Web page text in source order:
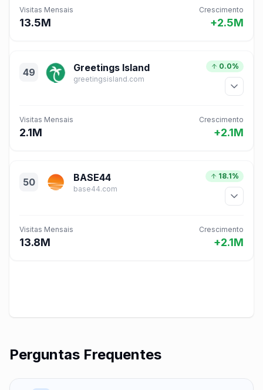
Visitas Mensais
13.5M
Crescimento
+2.5M
49 Greetings Island
greetingsisland.com
0.0%
Visitas Mensais
2.1M
Crescimento
+2.1M
50 BASE44
base44.com
18.1%
Visitas Mensais
13.8M
Crescimento
+2.1M
Perguntas Frequentes